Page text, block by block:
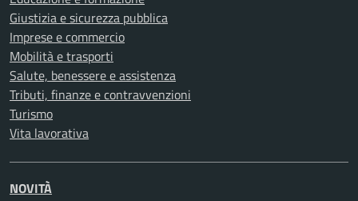
Giustizia e sicurezza pubblica
Imprese e commercio
Mobilità e trasporti
Salute, benessere e assistenza
Tributi, finanze e contravvenzioni
Turismo
Vita lavorativa
NOVITÀ